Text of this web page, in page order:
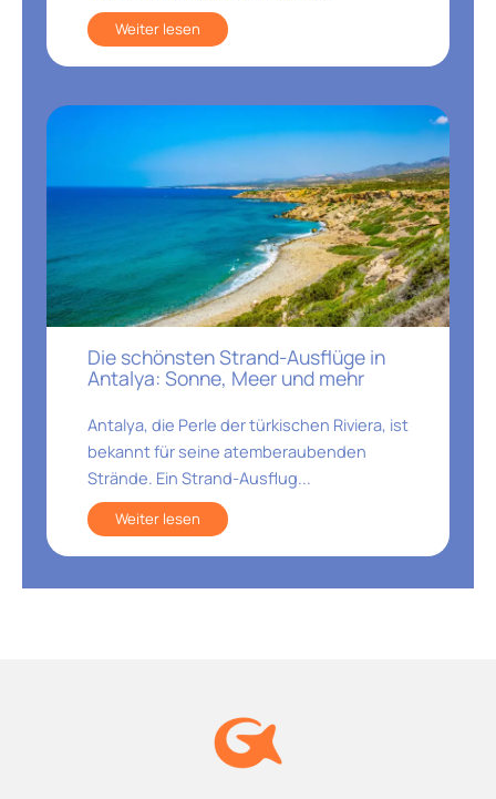
Weiter lesen
Die schönsten Strand-Ausflüge in
Antalya: Sonne, Meer und mehr
Antalya, die Perle der türkischen Riviera, ist
bekannt für seine atemberaubenden
Strände. Ein Strand-Ausflug...
Weiter lesen